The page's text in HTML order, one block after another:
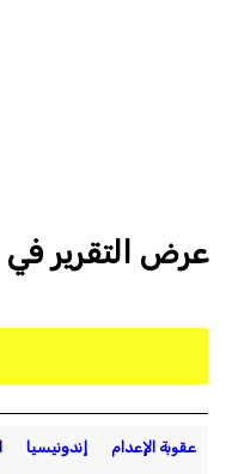
عرض التقرير في English
عقوبة الإعدام إندونيسيا